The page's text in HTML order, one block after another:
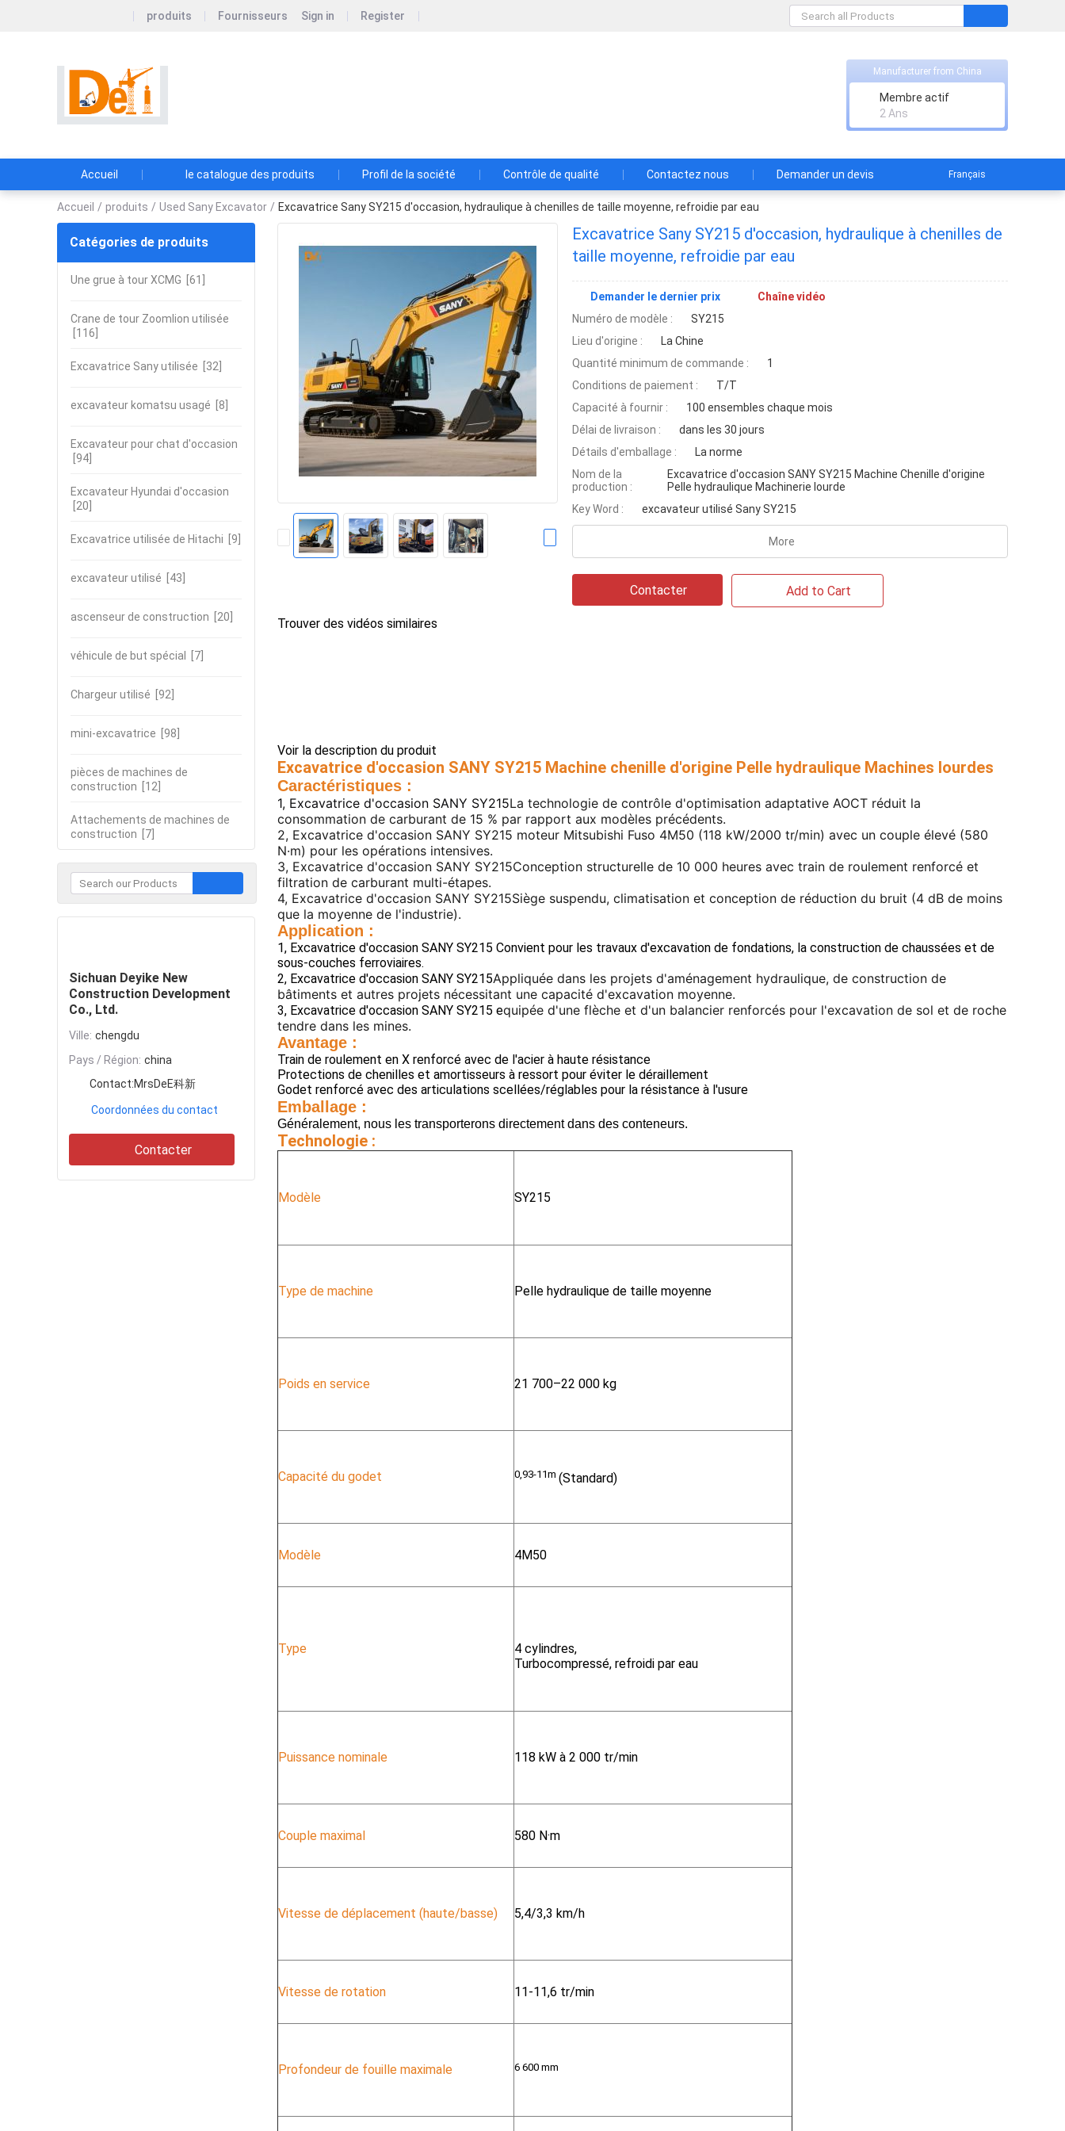
produits Fournisseurs Sign in Register
Manufacturer from China
Membre actif
2 Ans
Accueil le catalogue des produits Profil de la société Contrôle de qualité Contactez nous Demander un devis Français
Accueil / produits / Used Sany Excavator / Excavatrice Sany SY215 d'occasion, hydraulique à chenilles de taille moyenne, refroidie par eau
Catégories de produits
Une grue à tour XCMG [61]
Crane de tour Zoomlion utilisée
[116]
Excavatrice Sany utilisée [32]
excavateur komatsu usagé [8]
Excavateur pour chat d'occasion
[94]
Excavateur Hyundai d'occasion
[20]
Excavatrice utilisée de Hitachi [9]
excavateur utilisé [43]
ascenseur de construction [20]
véhicule de but spécial [7]
Chargeur utilisé [92]
mini-excavatrice [98]
pièces de machines de
construction [12]
Attachements de machines de
construction [7]
Sichuan Deyike New
Construction Development
Co., Ltd.
Ville: chengdu
Pays / Région: china
Contact:MrsDeE科新
Coordonnées du contact
Contacter
Excavatrice Sany SY215 d'occasion, hydraulique à chenilles de
taille moyenne, refroidie par eau
Demander le dernier prix
Chaîne vidéo
Numéro de modèle :
SY215
Lieu d'origine :
La Chine
Quantité minimum de commande :
1
Conditions de paiement :
T/T
Capacité à fournir :
100 ensembles chaque mois
Délai de livraison :
dans les 30 jours
Détails d'emballage :
La norme
Nom de la
production :
Excavatrice d'occasion SANY SY215 Machine Chenille d'origine
Pelle hydraulique Machinerie lourde
Key Word :
excavateur utilisé Sany SY215
More
Contacter Add to Cart
Trouver des vidéos similaires
Voir la description du produit
Excavatrice d'occasion SANY SY215 Machine chenille d'origine Pelle hydraulique Machines lourdes
Caractéristiques :
1, Excavatrice d'occasion SANY SY215La technologie de contrôle d'optimisation adaptative AOCT réduit la
consommation de carburant de 15 % par rapport aux modèles précédents.
2, Excavatrice d'occasion SANY SY215 moteur Mitsubishi Fuso 4M50 (118 kW/2000 tr/min) avec un couple élevé (580
N·m) pour les opérations intensives.
3, Excavatrice d'occasion SANY SY215Conception structurelle de 10 000 heures avec train de roulement renforcé et
filtration de carburant multi-étapes.
4, Excavatrice d'occasion SANY SY215Siège suspendu, climatisation et conception de réduction du bruit (4 dB de moins
que la moyenne de l'industrie).
Application :
1, Excavatrice d'occasion SANY SY215 Convient pour les travaux d'excavation de fondations, la construction de chaussées et de
sous-couches ferroviaires.
2, Excavatrice d'occasion SANY SY215Appliquée dans les projets d'aménagement hydraulique, de construction de
bâtiments et autres projets nécessitant une capacité d'excavation moyenne.
3, Excavatrice d'occasion SANY SY215 equipée d'une flèche et d'un balancier renforcés pour l'excavation de sol et de roche
tendre dans les mines.
Avantage :
Train de roulement en X renforcé avec de l'acier à haute résistance
Protections de chenilles et amortisseurs à ressort pour éviter le déraillement
Godet renforcé avec des articulations scellées/réglables pour la résistance à l'usure
Emballage :
Généralement, nous les transporterons directement dans des conteneurs.
Technologie :
Modèle SY215
Type de machine Pelle hydraulique de taille moyenne
Poids en service 21 700–22 000 kg
Capacité du godet 0,93-11m (Standard)
Modèle 4M50
Type
4 cylindres,
Turbocompressé, refroidi par eau
Puissance nominale 118 kW à 2 000 tr/min
Couple maximal 580 N·m
Vitesse de déplacement (haute/basse) 5,4/3,3 km/h
Vitesse de rotation 11-11,6 tr/min
Profondeur de fouille maximale 6 600 mm